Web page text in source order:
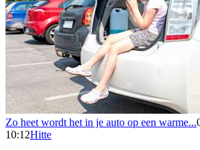
Zo heet wordt het in je auto op een warme...
10:12Hitte